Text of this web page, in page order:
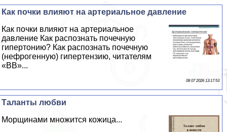
Как почки влияют на артериальное давление
Как почки влияют на артериальное
давление Как распознать почечную
гипертонию? Как распознать почечную
(нефрогенную) гипертензию, читателям
«ВВ»...
08 07 2026 13:17:53
Таланты любви
Морщинами множится кожица...